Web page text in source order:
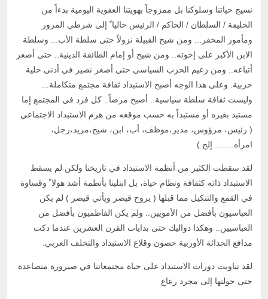
نسيج حياتنا وسلوكنا بل ممزوجاً بهويتنا العفوية اليومية بدءاً من
الخليفة / السلطان / الحاكم / الرئيس حاليا ً إلى شرطي المرور
ومأمور المخفر... ومن شيخ القبيلة نزولاً حتى سلطة الأب... وسلطة
الابن الأكبر على إخوته.. ومن شيخ أو إمام الطائفة الدينية.. حتى أصغر
أتباعه.. ومن زعيم الحزب السياسي حتى أصغر نصير في أدنى خلية
حزبية. وعلى هذا الوجه أصبح الاستبداد ثقافة مجتمع متكاملة...
وليست ثقافة سلطة سياسية.. أصبح مرضاً.. كل فرد في المجتمع إما
مستبد بغيره أو مستبداً به حسب موقعه من هرم الاستبداد الاجتماعي
( رئيس، مرؤوس، مدير،موظف، أب، ابن، شيخ،مريد،رجل،
امرأه........ إلخ )
لقد سقطت الكثير من أنظمة الاستبداد في تاريخنا ولكن لم يسقط
الاستبداد ذاته كثقافة ونظام حياة، بل ابتلينا بأنظمة أشد هولا ً وقساوة
في القمع والتنكيل مما قبلها ( يروح قيصر ويأتي قيصر ) لم يكن
العباسيون بأفضل من الأمويين.. ولم يكن الفاطميون بأفضل من
العباسيين.. وهكذا دواليك حتى بدايات القرن العشرين عندما دكت
مدافع الحداثة الأوربية حصون وقلاع الاستبداد والتخلف العربي.
لقد تناوبت دورات الاستبداد على حياة مجتمعاتنا في صيرورة متصاعدة
حتى حولتها إلى مجرد رعاع